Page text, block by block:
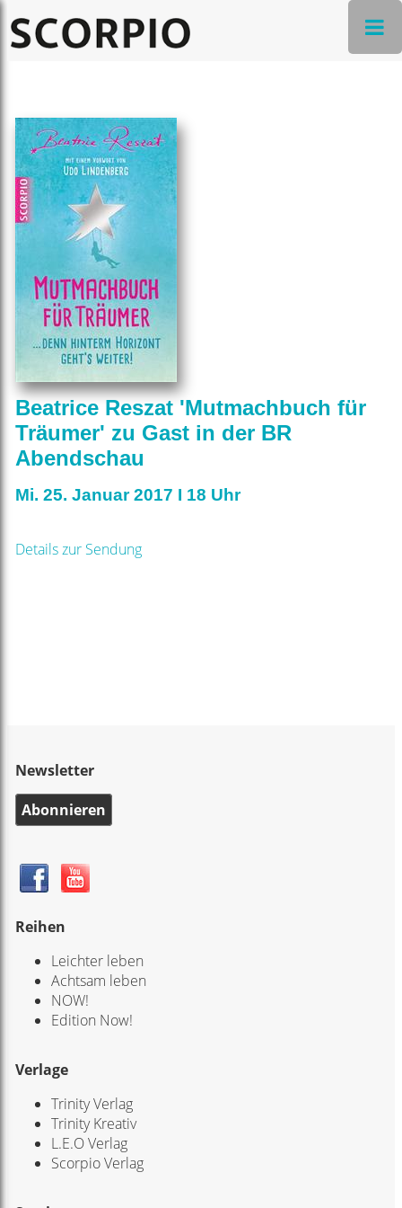
Beatrice Reszat 'Mutmachbuch für
Träumer' zu Gast in der BR
Abendschau
Mi. 25. Januar 2017 I 18 Uhr
Details zur Sendung
Newsletter
Abonnieren
Reihen
Leichter leben
Achtsam leben
NOW!
Edition Now!
Verlage
Trinity Verlag
Trinity Kreativ
L.E.O Verlag
Scorpio Verlag